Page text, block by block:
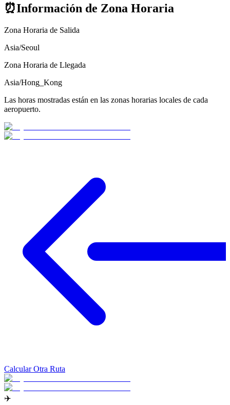
⏰Información de Zona Horaria
Zona Horaria de Salida
Asia/Seoul
Zona Horaria de Llegada
Asia/Hong_Kong
Las horas mostradas están en las zonas horarias locales de cada
aeropuerto.
Calcular Otra Ruta
✈️